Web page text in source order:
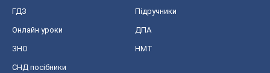
ГДЗ Підручники
Онлайн уроки ДПА
ЗНО НМТ
СНД посібники